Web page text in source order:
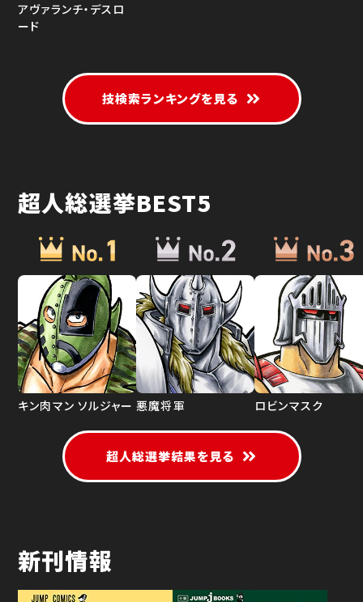
アヴァランチ・デスロ
ード
技検索ランキングを見る
超人総選挙BEST5
キン肉マン ソルジャー 悪魔将軍 ロビンマスク
超人総選挙結果を見る
新刊情報